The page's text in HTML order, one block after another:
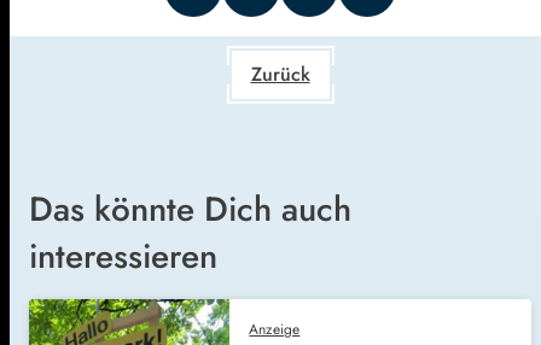
Zurück
Das könnte Dich auch
interessieren
Anzeige